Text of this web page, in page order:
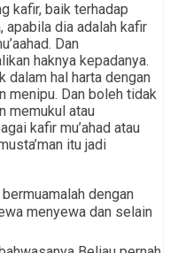
kafir, baik terhadap
apabila dia adalah kafir
Dan
haknya kepadanya.
dalam hal harta dengan
menipu. Dan boleh tidak
memukul atau
kafir mu’ahad atau
itu jadi
dengan
menyewa dan selain